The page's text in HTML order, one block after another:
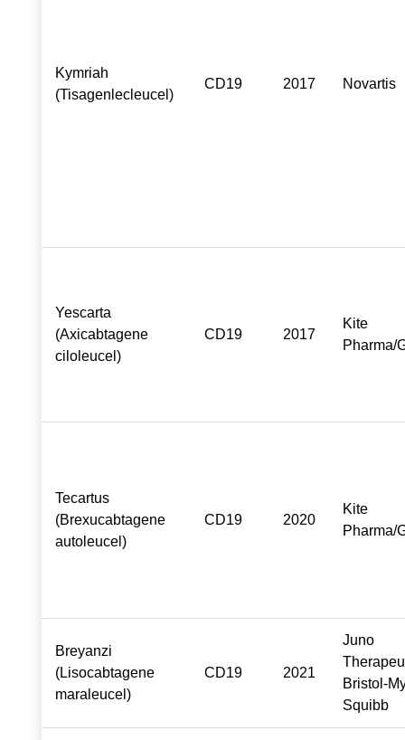
Kymriah
(Tisagenlecleucel)
CD19 2017 Novartis
Yescarta
(Axicabtagene
ciloleucel)
CD19 2017
Kite
Pharma/
Tecartus
(Brexucabtagene
autoleucel)
CD19 2020
Kite
Pharma/
Breyanzi
(Lisocabtagene
maraleucel)
CD19 2021
Juno
Bristol-
Squibb